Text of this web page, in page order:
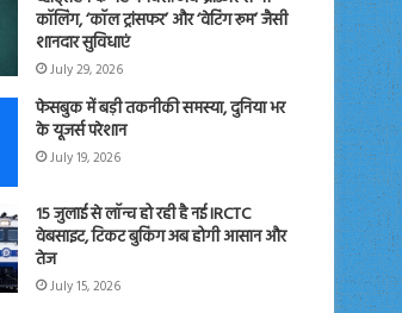
कॉलिंग, ‘कॉल ट्रांसफर’ और ‘वेटिंग रूम’ जैसी
शानदार सुविधाएं
July 29, 2026
फेसबुक में बड़ी तकनीकी समस्या, दुनिया भर
के यूजर्स परेशान
July 19, 2026
15 जुलाई से लॉन्च हो रही है नई IRCTC
वेबसाइट, टिकट बुकिंग अब होगी आसान और
तेज
July 15, 2026